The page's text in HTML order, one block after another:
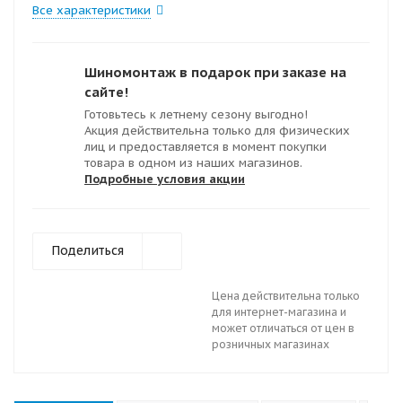
Все характеристики
Шиномонтаж в подарок при заказе на
сайте!
Готовьтесь к летнему сезону выгодно!
Акция действительна только для физических
лиц и предоставляется в момент покупки
товара в одном из наших магазинов.
Подробные условия акции
Поделиться
Цена действительна только
для интернет-магазина и
может отличаться от цен в
розничных магазинах